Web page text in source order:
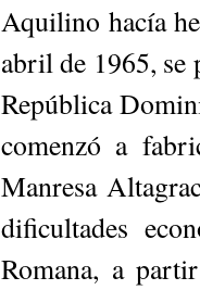
Aquilino hacía
abril de 1965, se
República
comenzó a
Manresa
dificultades
Romana, a